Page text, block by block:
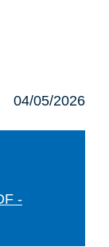
04/05/2026
-